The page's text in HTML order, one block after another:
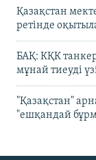
Қазақстан
ретінде
БАҚ: КҚК
мұнай тиеуді
"Қазақстан"
"ешқандай